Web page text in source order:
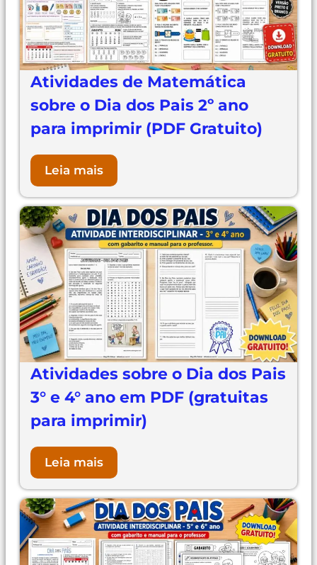
Atividades de Matemática
sobre o Dia dos Pais 2º ano
para imprimir (PDF Gratuito)
Leia mais
Atividades sobre o Dia dos Pais
3° e 4° ano em PDF (gratuitas
para imprimir)
Leia mais